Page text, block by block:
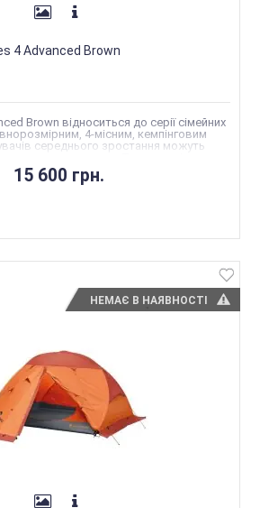
4 Advanced Brown
Brown відноситься до серії сімейних
4-місним, кемпінговим
середнього зростання можуть
15 600 грн.
НЕМАЄ В НАЯВНОСТІ